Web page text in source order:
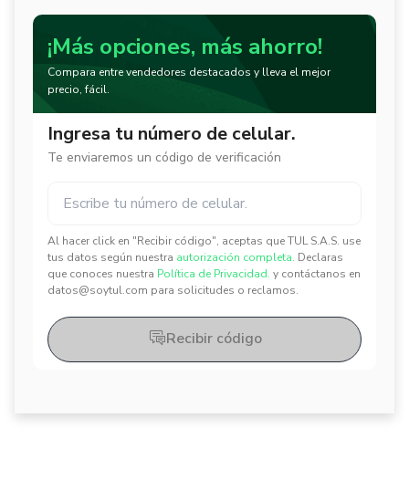
¡Más opciones, más ahorro!
Compara entre vendedores destacados y lleva el mejor
precio, fácil.
Ingresa tu número de celular.
Te enviaremos un código de verificación
Al hacer click en "Recibir código", aceptas que TUL S.A.S. use
tus datos según nuestra autorización completa. Declaras
que conoces nuestra Política de Privacidad. y contáctanos en
datos@soytul.com para solicitudes o reclamos.
✕
✕
Recibir código